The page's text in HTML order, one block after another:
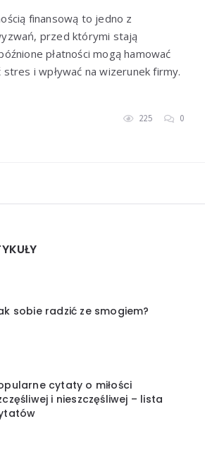
finansową to jedno z
przed którymi stają
płatności mogą hamować
i wpływać na wizerunek firmy.
225 0
sobie radzić ze smogiem?
cytaty o miłości
i nieszczęśliwej – lista